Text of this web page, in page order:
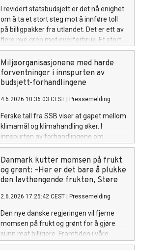
samme nivå som EU.
I revidert statsbudsjett er det nå enighet
om å ta et stort steg mot å innføre toll
på billigpakker fra utlandet. Det er ett av
flere nye grep mot overforbruk. Et stort
gjennombrudd, ifølge Framtiden i våre
hender:
Miljøorganisasjonene med harde
forventninger i innspurten av
budsjett-forhandlingene
4.6.2026 10:36:03 CEST Pressemelding
Ferske tall fra SSB viser at gapet mellom
klimamål og klimahandling øker. I
innspurten av forhandlingene om
revidert statsbudsjett er
miljøorganisasjonene tydelige i sine krav.
Danmark kutter momsen på frukt
og grønt: –Her er det bare å plukke
den lavthengende frukten, Støre
2.6.2026 17:25:42 CEST Pressemelding
Den nye danske regjeringen vil fjerne
momsen på frukt og grønt for å gjøre
sunn mat billigere. Framtiden i våre
hender krever at den norske regjeringen